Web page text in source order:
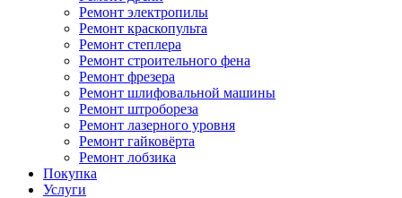
Ремонт электропилы
Ремонт краскопульта
Ремонт степлера
Ремонт строительного фена
Ремонт фрезера
Ремонт шлифовальной машины
Ремонт штробореза
Ремонт лазерного уровня
Ремонт гайковёрта
Ремонт лобзика
Покупка
Услуги